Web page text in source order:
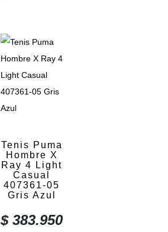
Tenis Puma
Hombre X
Ray 4 Light
Casual
407361-05
Gris Azul
$383.950